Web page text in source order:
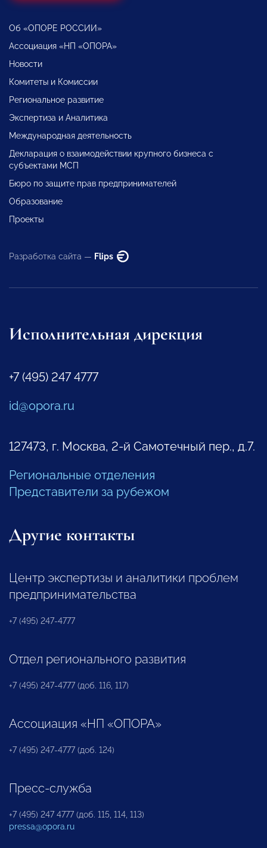
Об «ОПОРЕ РОССИИ»
Ассоциация «НП «ОПОРА»
Новости
Комитеты и Комиссии
Региональное развитие
Экспертиза и Аналитика
Международная деятельность
Декларация о взаимодействии крупного бизнеса с
субъектами МСП
Бюро по защите прав предпринимателей
Образование
Проекты
Разработка сайта — Flips
Исполнительная дирекция
+7 (495) 247 4777
id@opora.ru
127473, г. Москва, 2-й Самотечный пер., д.7.
Региональные отделения
Представители за рубежом
Другие контакты
Центр экспертизы и аналитики проблем
предпринимательства
+7 (495) 247-4777
Отдел регионального развития
+7 (495) 247-4777 (доб. 116, 117)
Ассоциация «НП «ОПОРА»
+7 (495) 247-4777 (доб. 124)
Пресс-служба
+7 (495) 247 4777 (доб. 115, 114, 113)
pressa@opora.ru